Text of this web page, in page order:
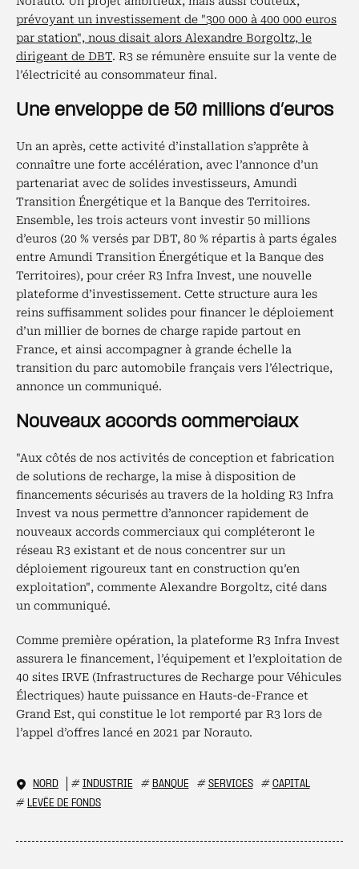
prévoyant un investissement de "300 000 à 400 000 euros
par station", nous disait alors Alexandre Borgoltz, le
dirigeant de DBT. R3 se rémunère ensuite sur la vente de
l’électricité au consommateur final.
Une enveloppe de 50 millions d’euros
Un an après, cette activité d’installation s’apprête à
connaître une forte accélération, avec l’annonce d’un
partenariat avec de solides investisseurs, Amundi
Transition Énergétique et la Banque des Territoires.
Ensemble, les trois acteurs vont investir 50 millions
d’euros (20 % versés par DBT, 80 % répartis à parts égales
entre Amundi Transition Énergétique et la Banque des
Territoires), pour créer R3 Infra Invest, une nouvelle
plateforme d’investissement. Cette structure aura les
reins suffisamment solides pour financer le déploiement
d’un millier de bornes de charge rapide partout en
France, et ainsi accompagner à grande échelle la
transition du parc automobile français vers l’électrique,
annonce un communiqué.
Nouveaux accords commerciaux
"Aux côtés de nos activités de conception et fabrication
de solutions de recharge, la mise à disposition de
financements sécurisés au travers de la holding R3 Infra
Invest va nous permettre d’annoncer rapidement de
nouveaux accords commerciaux qui compléteront le
réseau R3 existant et de nous concentrer sur un
déploiement rigoureux tant en construction qu’en
exploitation", commente Alexandre Borgoltz, cité dans
un communiqué.
Comme première opération, la plateforme R3 Infra Invest
assurera le financement, l’équipement et l’exploitation de
40 sites IRVE (Infrastructures de Recharge pour Véhicules
Électriques) haute puissance en Hauts-de-France et
Grand Est, qui constitue le lot remporté par R3 lors de
l’appel d’offres lancé en 2021 par Norauto.
NORD # INDUSTRIE # BANQUE # SERVICES # CAPITAL
# LEVÉE DE FONDS